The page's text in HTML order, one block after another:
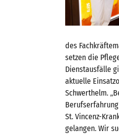
des
setzen die
Dienstausfälle
aktuelle
Schwerthelm.
St. Vincenz-
gelangen. Wir